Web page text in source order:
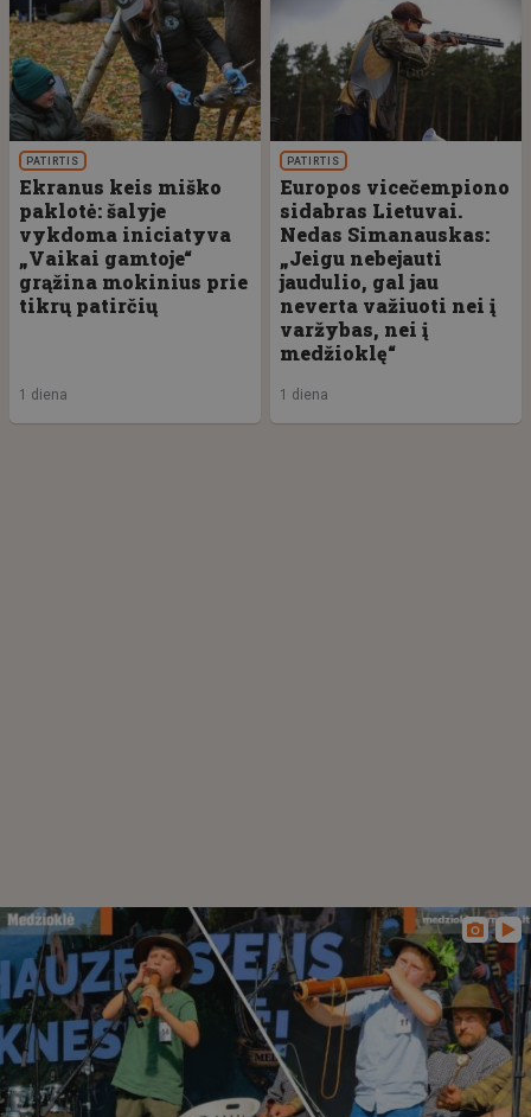
PATIRTIS
Ekranus keis miško
paklotė: šalyje
vykdoma iniciatyva
„Vaikai gamtoje“
grąžina mokinius prie
tikrų patirčių
1 diena
PATIRTIS
Europos vicečempiono
sidabras Lietuvai.
Nedas Simanauskas:
„Jeigu nebejauti
jaudulio, gal jau
neverta važiuoti nei į
varžybas, nei į
medžioklę“
1 diena